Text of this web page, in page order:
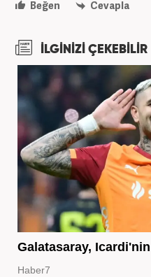
Beğen
Cevapla
İLGİNİZİ ÇEKEBİLİR
Galatasaray,
Haber7